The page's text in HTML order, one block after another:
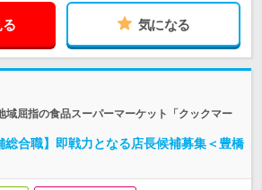
気になる
域屈指の食品スーパーマーケット「クックマー
総合職】即戦力となる店長候補募集＜豊橋